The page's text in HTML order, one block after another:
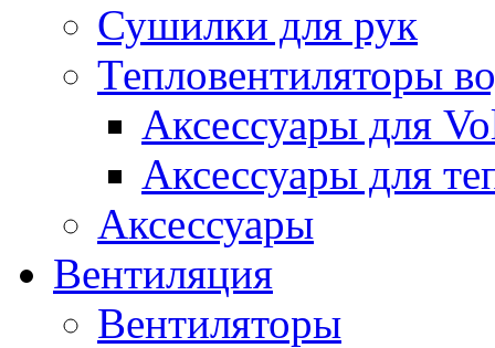
Сушилки для рук
Тепловентиляторы
Аксессуары для
Аксессуары для
Аксессуары
Вентиляция
Вентиляторы